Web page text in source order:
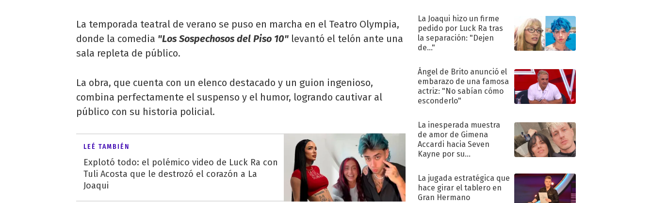
La temporada teatral de verano se puso en marcha en el Teatro Olympia,
donde la comedia "Los Sospechosos del Piso 10" levantó el telón ante una
sala repleta de público.
La obra, que cuenta con un elenco destacado y un guion ingenioso,
combina perfectamente el suspenso y el humor, logrando cautivar al
público con su historia policial.
LEÉ TAMBIÉN
Explotó todo: el polémico video de Luck Ra con
Tuli Acosta que le destrozó el corazón a La
Joaqui
La Joaqui hizo un firme
pedido por Luck Ra tras
la separación: "Dejen
de..."
Ángel de Brito anunció el
embarazo de una famosa
actriz: "No sabían cómo
esconderlo"
La inesperada muestra
de amor de Gimena
Accardi hacia Seven
Kayne por su
La jugada estratégica que
hace girar el tablero en
Gran Hermano